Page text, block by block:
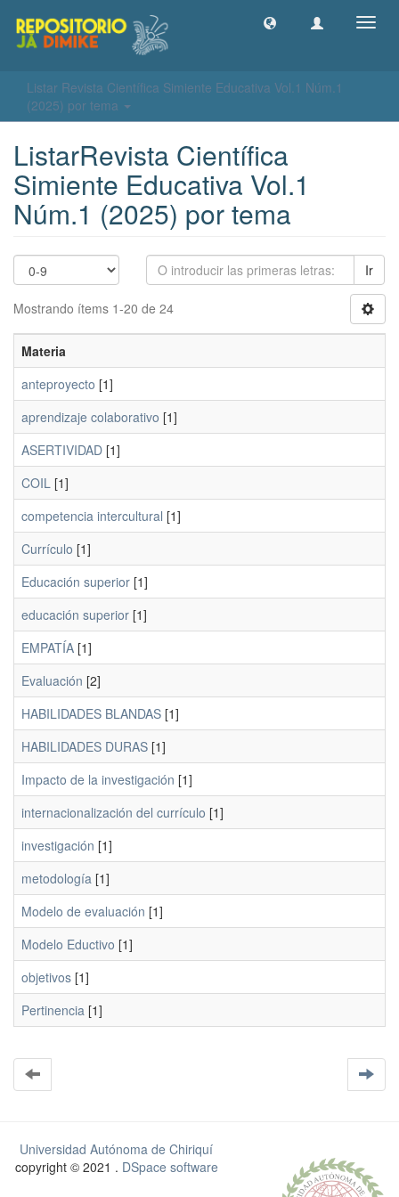
Listar Revista Científica Simiente Educativa Vol.1 Núm.1
(2025) por tema
ListarRevista Científica
Simiente Educativa Vol.1
Núm.1 (2025) por tema
Ir
Mostrando ítems 1-20 de 24
Materia
anteproyecto [1]
aprendizaje colaborativo [1]
ASERTIVIDAD [1]
COIL [1]
competencia intercultural [1]
Currículo [1]
Educación superior [1]
educación superior [1]
EMPATÍA [1]
Evaluación [2]
HABILIDADES BLANDAS [1]
HABILIDADES DURAS [1]
Impacto de la investigación [1]
internacionalización del currículo [1]
investigación [1]
metodología [1]
Modelo de evaluación [1]
Modelo Eductivo [1]
objetivos [1]
Pertinencia [1]
Universidad Autónoma de Chiriquí
copyright © 2021 . DSpace software